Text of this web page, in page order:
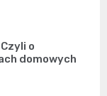
o
domowych